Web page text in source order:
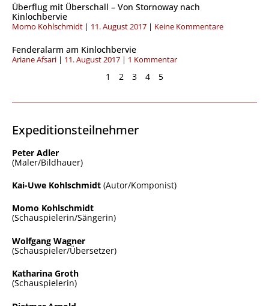
Überflug mit Überschall – Von Stornoway nach
Kinlochbervie
Momo Kohlschmidt 11. August 2017 Keine Kommentare
Fenderalarm am Kinlochbervie
Ariane Afsari 11. August 2017 1 Kommentar
1 2 3 4 5
Expeditionsteilnehmer
Peter Adler
(Maler/Bildhauer)
Kai-Uwe Kohlschmidt (Autor/Komponist)
Momo Kohlschmidt
(Schauspielerin/Sängerin)
Wolfgang Wagner
(Schauspieler/Übersetzer)
Katharina Groth
(Schauspielerin)